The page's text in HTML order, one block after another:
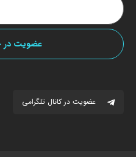
عضویت در کانال تلگرامی